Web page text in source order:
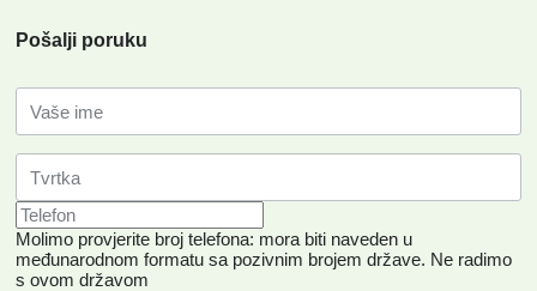
Pošalji poruku
Molimo provjerite broj telefona: mora biti naveden u
međunarodnom formatu sa pozivnim brojem države. Ne radimo
s ovom državom